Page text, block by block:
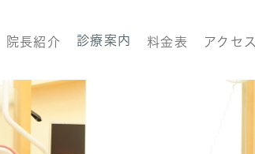
院長紹介 診療案内 料金表 アクセス